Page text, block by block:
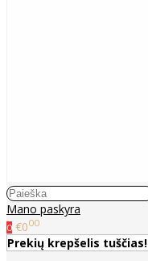
Mano paskyra
0 €000
Prekių krepšelis tuščias!